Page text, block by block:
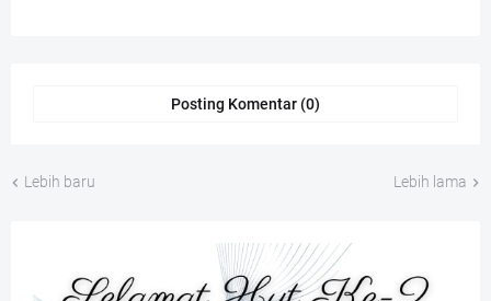
Posting Komentar (0)
Lebih baru Lebih lama